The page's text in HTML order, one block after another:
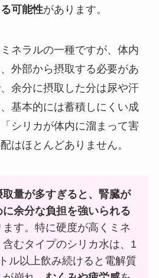
可能性があります。
ネラルの一種ですが、体内
外部から摂取する必要があ
余分に摂取した分は尿や汗
基本的には蓄積しにくい成
シリカが体内に溜まって害
はほとんどありません。
取量が多すぎると、腎臓が
余分な負担を強いられる
ます。特に硬度が高くミネ
含むタイプのシリカ水は、1
ル以上飲み続けると電解質